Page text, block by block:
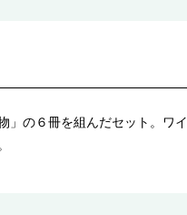
」の６冊を組んだセット。ワイ